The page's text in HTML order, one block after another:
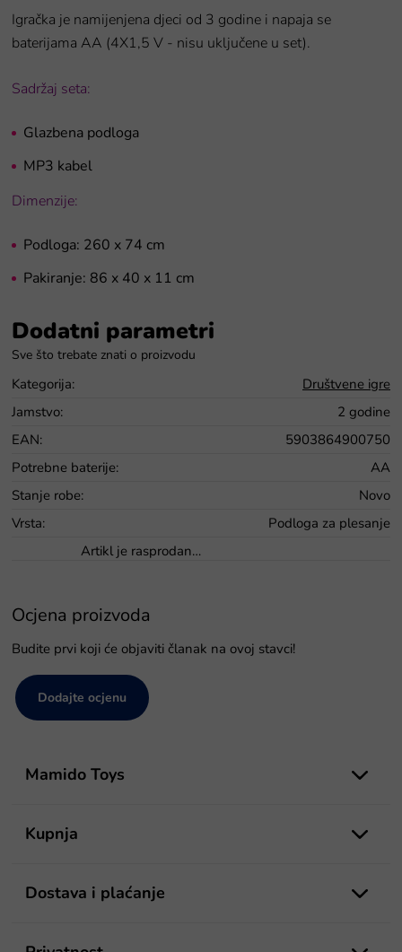
Igračka je namijenjena djeci od 3 godine i napaja se
baterijama AA (4X1,5 V - nisu uključene u set).
Sadržaj seta:
Glazbena podloga
MP3 kabel
Dimenzije:
Podloga: 260 x 74 cm
Pakiranje: 86 x 40 x 11 cm
Dodatni parametri
Kategorija:
Društvene igre
Jamstvo:
2 godine
EAN:
5903864900750
Potrebne baterije:
AA
Stanje robe:
Novo
Vrsta:
Podloga za plesanje
Artikl je rasprodan…
Ocjena proizvoda
Budite prvi koji će objaviti članak na ovoj stavci!
Dodajte ocjenu
Mamido Toys
Kupnja
Dostava i plaćanje